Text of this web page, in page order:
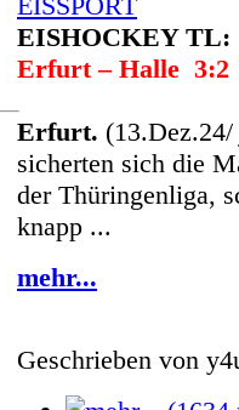
EISHOCKEY TL:
Erfurt – Halle 3:2
Erfurt. (13.Dez.24/
sicherten sich die
der Thüringenliga,
knapp ...
mehr...
Geschrieben von